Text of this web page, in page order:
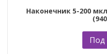
Наконечник 5-200
Под